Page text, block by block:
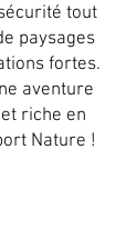
tout
paysages
fortes.
aventure
riche en
Nature !